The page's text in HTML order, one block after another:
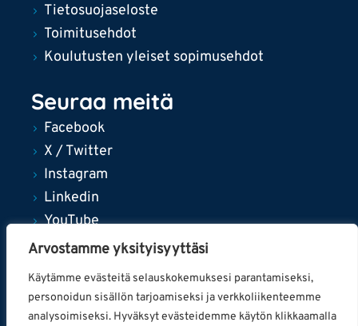
Arvostamme yksityisyyttäsi
Käytämme evästeitä selauskokemuksesi parantamiseksi,
personoidun sisällön tarjoamiseksi ja verkkoliikenteemme
analysoimiseksi. Hyväksyt evästeidemme käytön klikkaamalla
Tietosuojaseloste
Toimitusehdot
Koulutusten yleiset sopimusehdot
Seuraa meitä
Facebook
X / Twitter
Instagram
Linkedin
YouTube
© 2024 Tampereen kaupunki